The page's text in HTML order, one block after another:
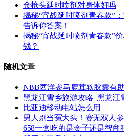
金枪头延时喷剂对身体好吗
揭秘“宵战延时喷剂青春款”
告诉你答案！
揭秘“宵战延时喷剂青春款”
钱？
随机文章
NBB西洋参马鹿茸软胶囊有
黑龙江雪乡旅游攻略_黑龙江
比亚迪移动电站怎么用
男人别当冤大头！赛无双人
658一盒吃的是金子还是智商